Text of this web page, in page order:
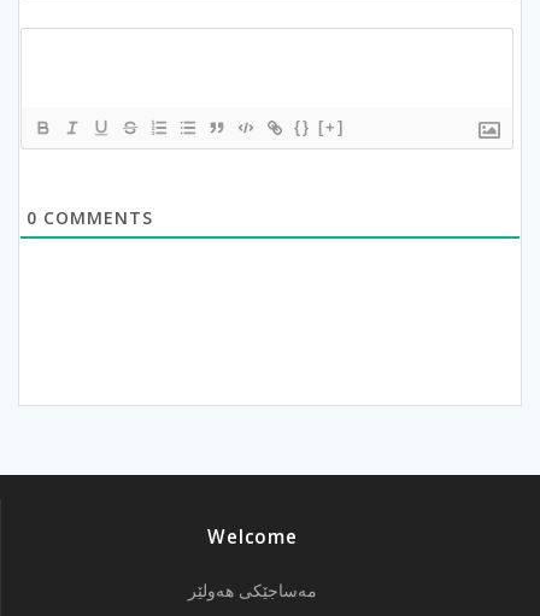
{} [+]
0 COMMENTS
Welcome
مەساجێکی هەولێر